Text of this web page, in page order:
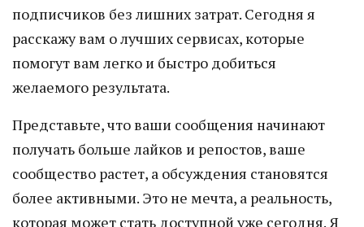
подписчиков без лишних затрат. Сегодня я
расскажу вам о лучших сервисах, которые
помогут вам легко и быстро добиться
желаемого результата.
Представьте, что ваши сообщения начинают
получать больше лайков и репостов, ваше
сообщество растет, а обсуждения становятся
более активными. Это не мечта, а реальность,
которая может стать доступной уже сегодня. Я